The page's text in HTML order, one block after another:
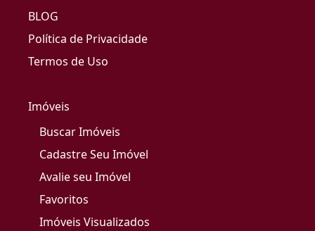
BLOG
Política de Privacidade
Termos de Uso
Imóveis
Buscar Imóveis
Cadastre Seu Imóvel
Avalie seu Imóvel
Favoritos
Imóveis Visualizados